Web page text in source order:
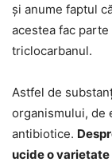
și anume faptul
acestea fac
triclocarbanul.
Astfel de
organismului, de
antibiotice.
ucide o